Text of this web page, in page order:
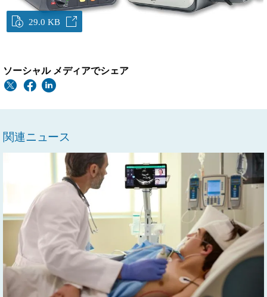
29.0 KB
ソーシャル メディアでシェア
関連ニュース